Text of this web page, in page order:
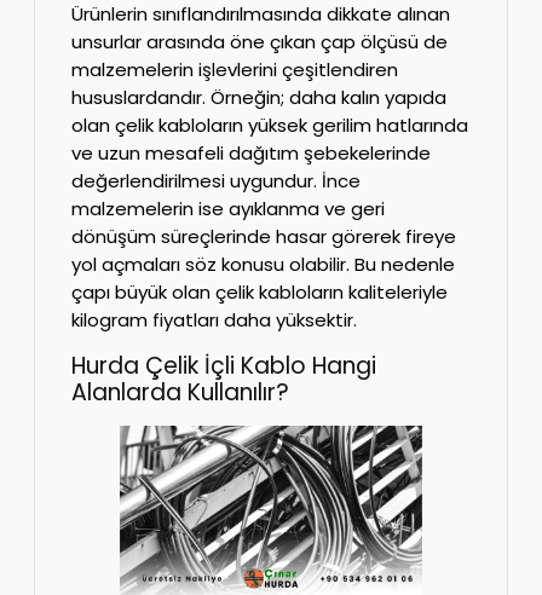
Ürünlerin sınıflandırılmasında dikkate alınan
unsurlar arasında öne çıkan çap ölçüsü de
malzemelerin işlevlerini çeşitlendiren
hususlardandır. Örneğin; daha kalın yapıda
olan çelik kabloların yüksek gerilim hatlarında
ve uzun mesafeli dağıtım şebekelerinde
değerlendirilmesi uygundur. İnce
malzemelerin ise ayıklanma ve geri
dönüşüm süreçlerinde hasar görerek fireye
yol açmaları söz konusu olabilir. Bu nedenle
çapı büyük olan çelik kabloların kaliteleriyle
kilogram fiyatları daha yüksektir.
Hurda Çelik İçli Kablo Hangi
Alanlarda Kullanılır?